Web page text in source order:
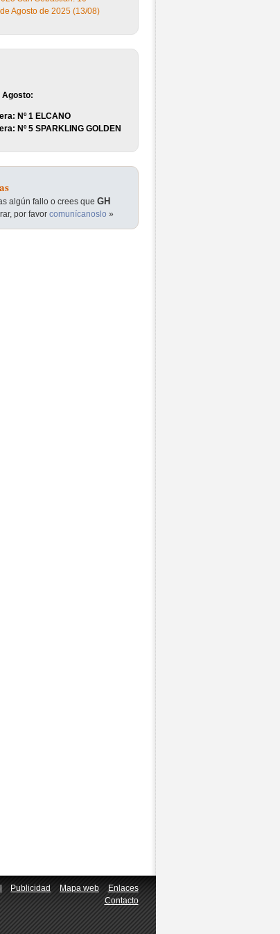
Agosto de 2025 (13/08)
Agosto:
Nº 1 ELCANO
Nº 5 SPARKLING GOLDEN
algún fallo o crees que GH
por favor comunícanoslo »
Publicidad Mapa web
Enlaces
Contacto